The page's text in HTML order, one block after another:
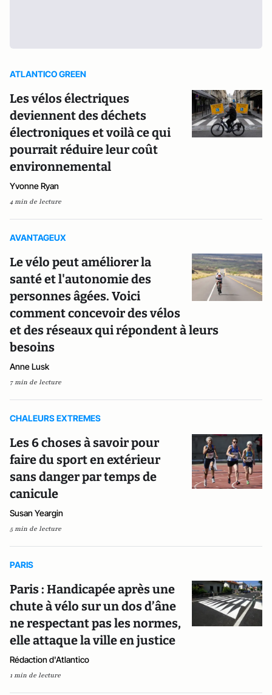
ATLANTICO GREEN
Les vélos électriques
deviennent des déchets
électroniques et voilà ce qui
pourrait réduire leur coût
environnemental
Yvonne Ryan
4 min de lecture
AVANTAGEUX
Le vélo peut améliorer la
santé et l'autonomie des
personnes âgées. Voici
comment concevoir des vélos
et des réseaux qui répondent à leurs
besoins
Anne Lusk
7 min de lecture
CHALEURS EXTREMES
Les 6 choses à savoir pour
faire du sport en extérieur
sans danger par temps de
canicule
Susan Yeargin
5 min de lecture
PARIS
Paris : Handicapée après une
chute à vélo sur un dos d’âne
ne respectant pas les normes,
elle attaque la ville en justice
Rédaction d'Atlantico
1 min de lecture